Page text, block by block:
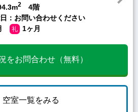
2
4階
：お問い合わせください
礼 1ヶ月
をお問合わせ（無料）
空室一覧をみる